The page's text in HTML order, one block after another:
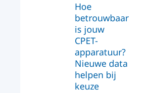
Hoe
betrouwbaar
is jouw
CPET-
apparatuur?
Nieuwe data
helpen bij
keuze